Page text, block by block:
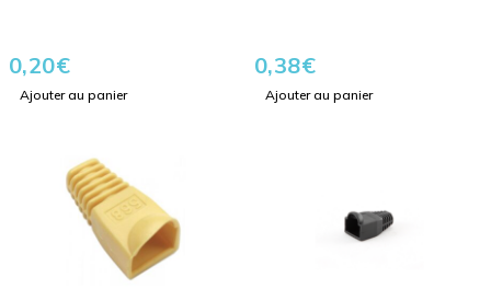
0,20€
Ajouter au panier
0,38€
Ajouter au panier